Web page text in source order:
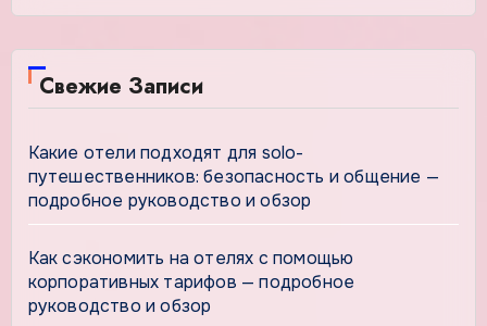
Свежие Записи
Какие отели подходят для solo-
путешественников: безопасность и общение —
подробное руководство и обзор
Как сэкономить на отелях с помощью
корпоративных тарифов — подробное
руководство и обзор